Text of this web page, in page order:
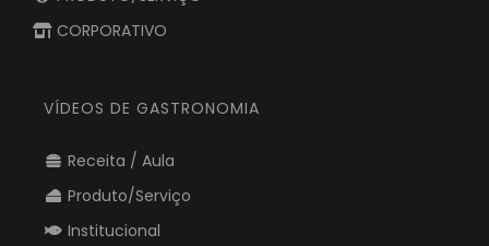
PRODUTO/SERVIÇO
VÍDEOS DE GASTRONOMIA
Receita / Aula
Produto/Serviço